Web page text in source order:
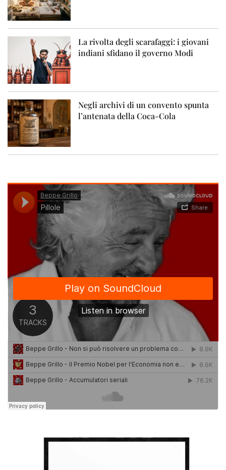
La rivolta degli scarafaggi: i giovani
indiani sfidano il governo Modi
Negli archivi di un convento spunta
l’antenata della Coca-Cola